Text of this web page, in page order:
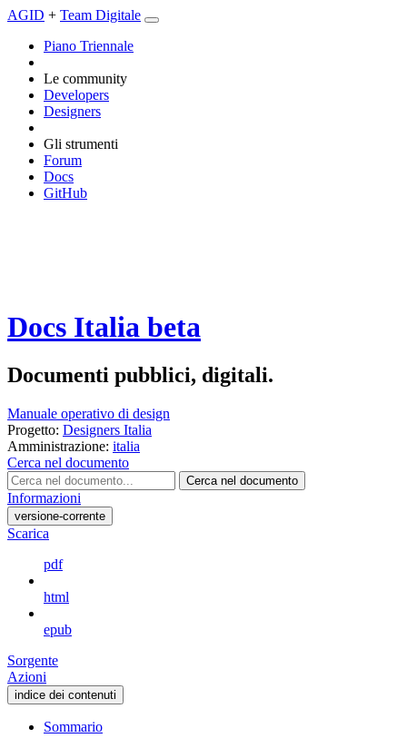
AGID + Team Digitale
Piano Triennale
Le community
Developers
Designers
Gli strumenti
Forum
Docs
GitHub
Docs Italia beta
Documenti pubblici, digitali.
Manuale operativo di design
Progetto: Designers Italia
Amministrazione: italia
Cerca nel documento
Cerca nel documento
Informazioni
versione-corrente
Scarica
pdf
html
epub
Sorgente
Azioni
indice dei contenuti
Sommario